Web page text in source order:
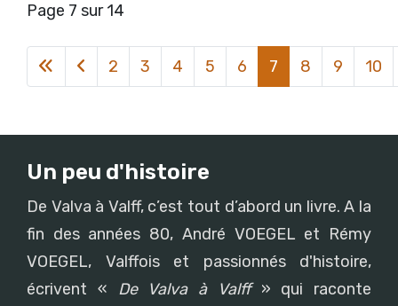
Page 7 sur 14
2 3 4 5 6 7 8 9 10
Un peu d'histoire
De Valva à Valff, c’est tout d’abord un livre. A la
fin des années 80, André VOEGEL et Rémy
VOEGEL, Valffois et passionnés d'histoire,
écrivent « De Valva à Valff» qui raconte